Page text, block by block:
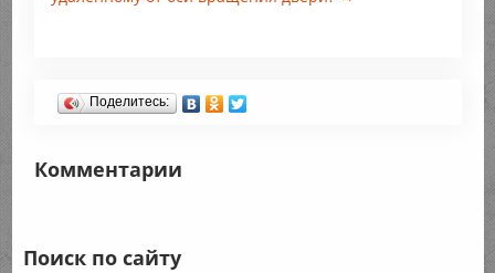
Поделитесь:
Комментарии
Поиск по сайту